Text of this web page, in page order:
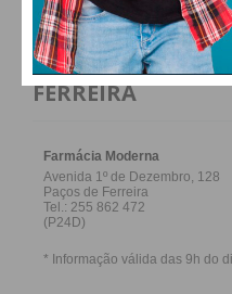
FARMACIAS DE
FERREIRA